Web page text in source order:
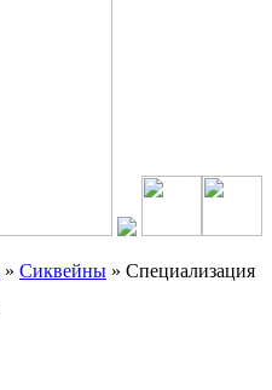
» Сиквейны » Специализация